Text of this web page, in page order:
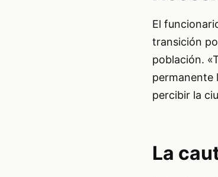
El
transición
población.
permanente
percibir la
La